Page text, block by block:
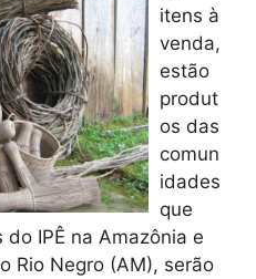
itens à
venda,
estão
produt
os das
comun
idades
que
IPÊ na Amazônia e
Rio Negro (AM), serão